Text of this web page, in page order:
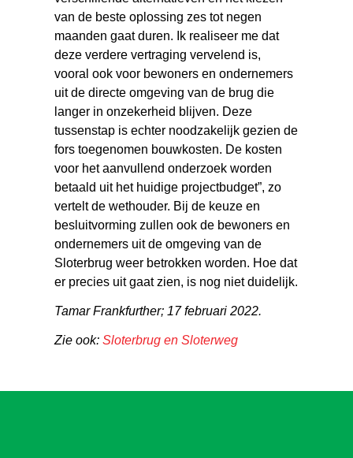
van de beste oplossing zes tot negen
maanden gaat duren. Ik realiseer me dat
deze verdere vertraging vervelend is,
vooral ook voor bewoners en ondernemers
uit de directe omgeving van de brug die
langer in onzekerheid blijven. Deze
tussenstap is echter noodzakelijk gezien de
fors toegenomen bouwkosten. De kosten
voor het aanvullend onderzoek worden
betaald uit het huidige projectbudget”, zo
vertelt de wethouder. Bij de keuze en
besluitvorming zullen ook de bewoners en
ondernemers uit de omgeving van de
Sloterbrug weer betrokken worden. Hoe dat
er precies uit gaat zien, is nog niet duidelijk.
Tamar Frankfurther; 17 februari 2022.
Zie ook:Sloterbrug en Sloterweg